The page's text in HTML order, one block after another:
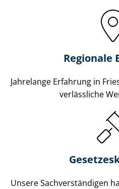
Regionale
Jahrelange Erfahrung in
verlässliche
Unsere Sach­ver­stän­di­gen